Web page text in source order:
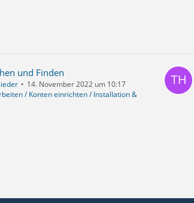
und Finden
14. November 2022 um 10:17
/ Konten einrichten / Installation &